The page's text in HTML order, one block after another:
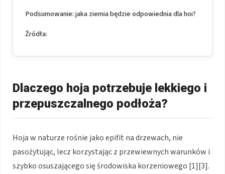
Podsumowanie: jaka ziemia będzie odpowiednia dla hoi?
Źródła:
Dlaczego hoja potrzebuje lekkiego i
przepuszczalnego podłoża?
Hoja w naturze rośnie jako epifit na drzewach, nie
pasożytując, lecz korzystając z przewiewnych warunków i
szybko osuszającego się środowiska korzeniowego [1][3].